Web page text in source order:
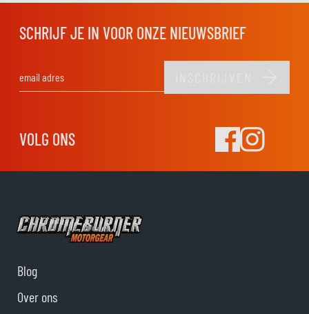
SCHRIJF JE IN VOOR ONZE NIEUWSBRIEF
VOLG ONS
Blog
Over ons